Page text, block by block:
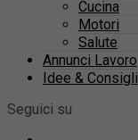
Cucina
Motori
Salute
Annunci Lavoro
Idee & Consigli
Seguici su